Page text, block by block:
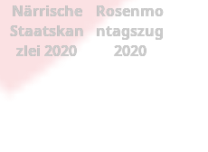
Närrische
Staatskan
zlei 2020
Rosenmo
ntagszug
2020